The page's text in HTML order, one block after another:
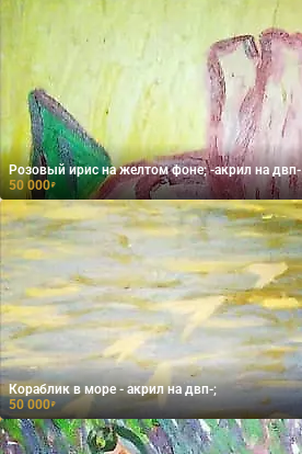
Розовый ирис на желтом фоне; -акрил на двп-
50 000₽
Кораблик в море - акрил на двп-;
50 000₽